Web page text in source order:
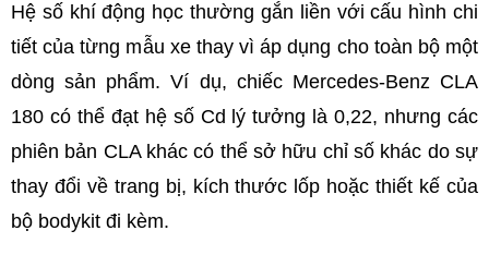
Hệ số khí động học thường gắn liền với cấu hình chi
tiết của từng mẫu xe thay vì áp dụng cho toàn bộ một
dòng sản phẩm. Ví dụ, chiếc Mercedes-Benz CLA
180 có thể đạt hệ số Cd lý tưởng là 0,22, nhưng các
phiên bản CLA khác có thể sở hữu chỉ số khác do sự
thay đổi về trang bị, kích thước lốp hoặc thiết kế của
bộ bodykit đi kèm.